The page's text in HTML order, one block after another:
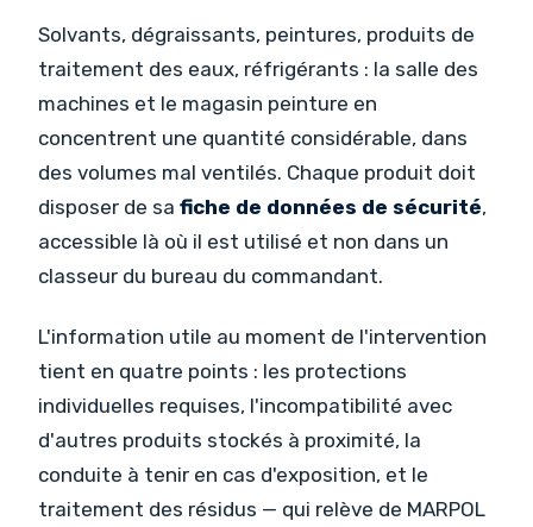
Solvants, dégraissants, peintures, produits de
traitement des eaux, réfrigérants : la salle des
machines et le magasin peinture en
concentrent une quantité considérable, dans
des volumes mal ventilés. Chaque produit doit
disposer de sa fiche de données de sécurité,
accessible là où il est utilisé et non dans un
classeur du bureau du commandant.
L'information utile au moment de l'intervention
tient en quatre points : les protections
individuelles requises, l'incompatibilité avec
d'autres produits stockés à proximité, la
conduite à tenir en cas d'exposition, et le
traitement des résidus — qui relève de MARPOL